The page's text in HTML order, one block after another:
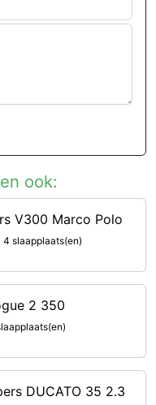
ook:
V300 Marco Polo
slaapplaats(en)
2 350
DUCATO 35 2.3